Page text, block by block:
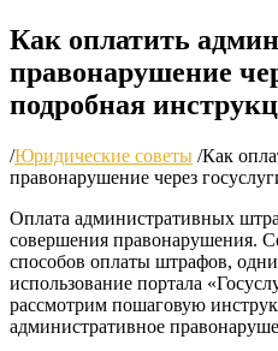
Как оплатить
правонарушение
подробная
/Юридические советы /Как
правонарушение через
Оплата административных
совершения правонарушения.
способов оплаты штрафов,
использование портала
рассмотрим пошаговую
административное